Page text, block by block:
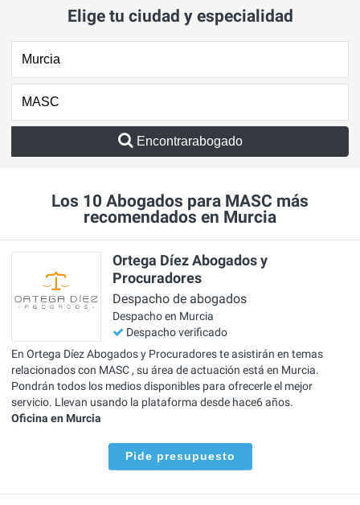
Elige tu ciudad y especialidad
Encontrarabogado
Los 10 Abogados para MASC más
recomendados en Murcia
Ortega Díez Abogados y
Procuradores
Despacho de abogados
Despacho en Murcia
Despacho verificado
En Ortega Díez Abogados y Procuradores te asistirán en temas
relacionados con MASC , su área de actuación está en Murcia.
Pondrán todos los medios disponibles para ofrecerle el mejor
servicio. Llevan usando la plataforma desde hace6 años.
Oficina en Murcia
Pide presupuesto